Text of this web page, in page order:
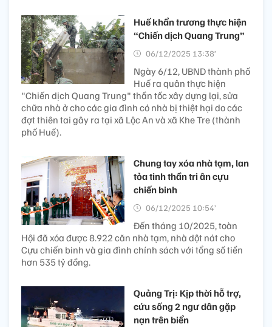
Huế khẩn trương thực hiện
“Chiến dịch Quang Trung”
06/12/2025 13:38’
Ngày 6/12, UBND thành phố
Huế ra quân thực hiện
"Chiến dịch Quang Trung" thần tốc xây dựng lại, sửa
chữa nhà ở cho các gia đình có nhà bị thiệt hại do các
đợt thiên tai gây ra tại xã Lộc An và xã Khe Tre (thành
phố Huế).
Chung tay xóa nhà tạm, lan
tỏa tinh thần tri ân cựu
chiến binh
06/12/2025 10:54’
Đến tháng 10/2025, toàn
Hội đã xóa được 8.922 căn nhà tạm, nhà dột nát cho
Cựu chiến binh và gia đình chính sách với tổng số tiền
hơn 535 tỷ đồng.
Quảng Trị: Kịp thời hỗ trợ,
cứu sống 2 ngư dân gặp
nạn trên biển